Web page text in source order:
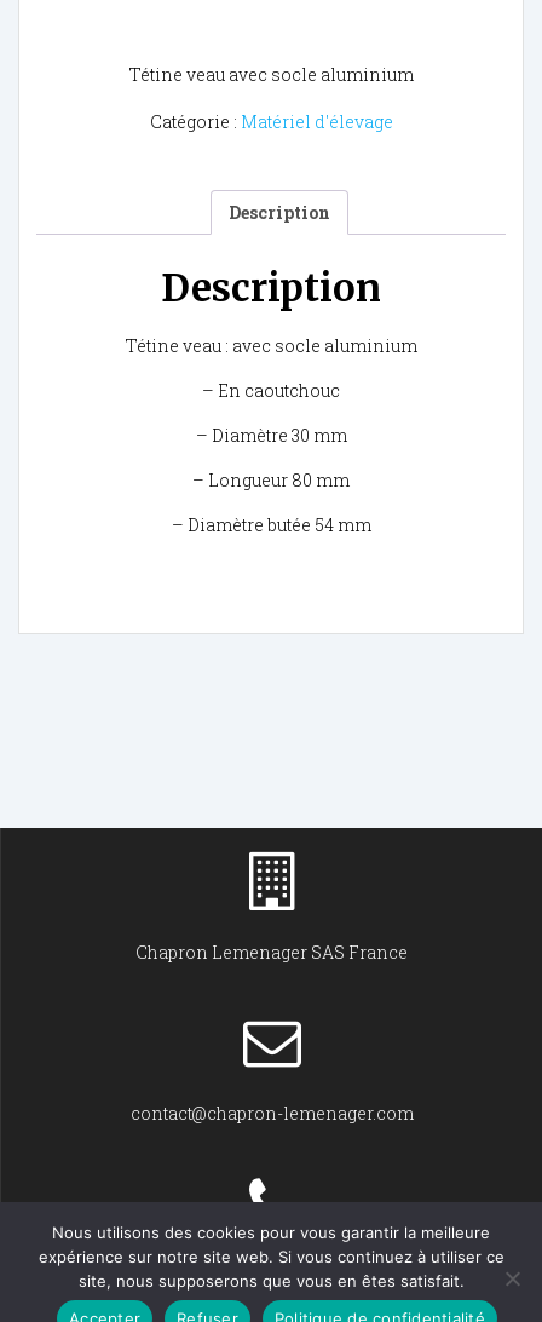
Tétine veau avec socle aluminium
Catégorie : Matériel d'élevage
Description
Description
Tétine veau : avec socle aluminium
– En caoutchouc
– Diamètre 30 mm
– Longueur 80 mm
– Diamètre butée 54 mm
Chapron Lemenager SAS France
contact@chapron-lemenager.com
+33 (0)2 31 22 02 55
Nous utilisons des cookies pour vous garantir la meilleure
expérience sur notre site web. Si vous continuez à utiliser ce
site, nous supposerons que vous en êtes satisfait.
Accepter
Refuser Politique de confidentialité